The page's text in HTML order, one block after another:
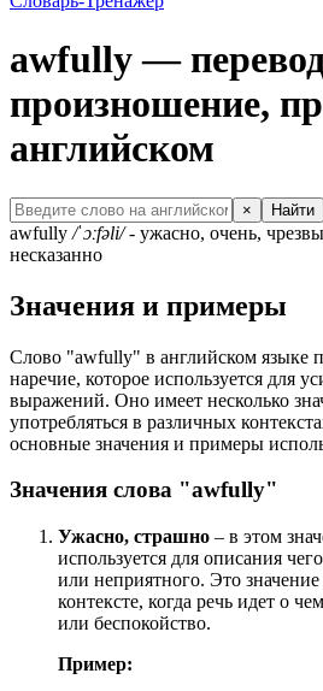
awfully —
произношение,
английском
× Найти
awfully /ˈɔːfəli/- ужасно, очень,
несказанно
Значения и примеры
Слово "awfully" в английском языке
наречие, которое используется для
выражений. Оно имеет несколько
употребляться в различных
основные значения и примеры
Значения слова "awfully"
Ужасно, страшно – в этом
используется для описания
или неприятного. Это значение
контексте, когда речь идет о
или беспокойство.
Пример: